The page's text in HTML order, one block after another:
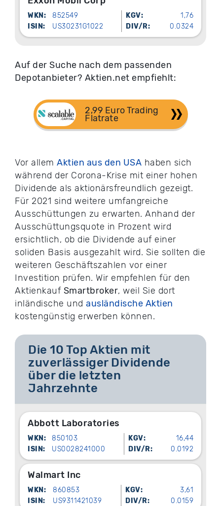
WKN: 852549 KGV:
1,76
ISIN:
US30231G1022 DIV/R: 0.0324
Auf der Suche nach dem passenden
Depotanbieter? Aktien.net empfiehlt:
2,99 Euro Trading
Flatrate
Vor allem Aktien aus den USA haben sich
während der Corona-Krise mit einer hohen
Dividende als aktionärsfreundlich gezeigt.
Für 2021 sind weitere umfangreiche
Ausschüttungen zu erwarten. Anhand der
Ausschüttungsquote in Prozent wird
ersichtlich, ob die Dividende auf einer
soliden Basis ausgezahlt wird. Sie sollten die
weiteren Geschäftszahlen vor einer
Investition prüfen. Wir empfehlen für den
Aktienkauf Smartbroker, weil Sie dort
inländische und ausländische Aktien
kostengünstig erwerben können.
Die 10 Top Aktien mit
zuverlässiger Dividende
über die letzten
Jahrzehnte
Abbott Laboratories
WKN: 850103 KGV:
16,44
ISIN:
US0028241000 DIV/R: 0.0192
Walmart Inc
WKN: 860853 KGV:
3,61
ISIN:
US9311421039 DIV/R: 0.0159